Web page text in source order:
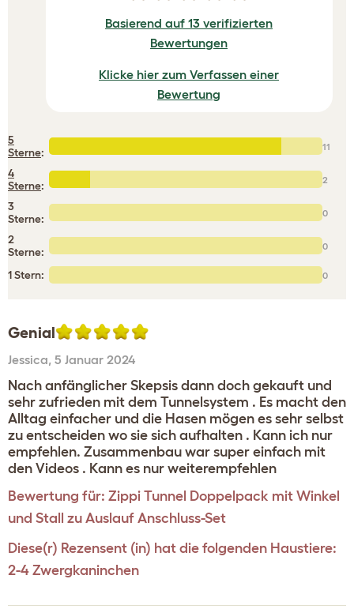
Basierend auf 13 verifizierten
Bewertungen
Klicke hier zum Verfassen einer
Bewertung
5
Sterne: 11
4
Sterne: 2
3
Sterne:
0
2
Sterne:
0
1 Stern: 0
Genial
Jessica, 5 Januar 2024
Nach anfänglicher Skepsis dann doch gekauft und
sehr zufrieden mit dem Tunnelsystem . Es macht den
Alltag einfacher und die Hasen mögen es sehr selbst
zu entscheiden wo sie sich aufhalten . Kann ich nur
empfehlen. Zusammenbau war super einfach mit
den Videos . Kann es nur weiterempfehlen
Bewertung für: Zippi Tunnel Doppelpack mit Winkel
und Stall zu Auslauf Anschluss-Set
Diese(r) Rezensent (in) hat die folgenden Haustiere:
2-4 Zwergkaninchen